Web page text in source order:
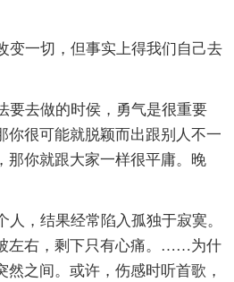
变一切，但事实上得我们自己去
要去做的时侯，勇气是很重要
你很可能就脱颖而出跟别人不一
那你就跟大家一样很平庸。晚
人，结果经常陷入孤独于寂寞。
左右，剩下只有心痛。……为什
之间。或许，伤感时听首歌，